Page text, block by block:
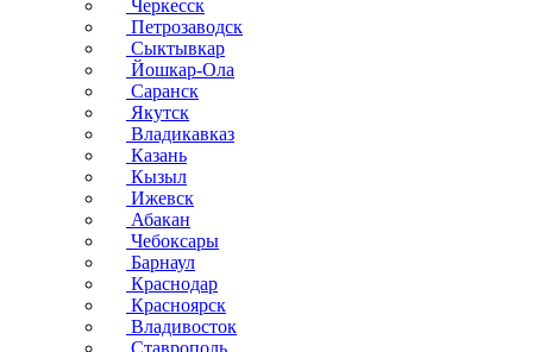
Черкесск
Петрозаводск
Сыктывкар
Йошкар-Ола
Саранск
Якутск
Владикавказ
Казань
Кызыл
Ижевск
Абакан
Чебоксары
Барнаул
Краснодар
Красноярск
Владивосток
Ставрополь